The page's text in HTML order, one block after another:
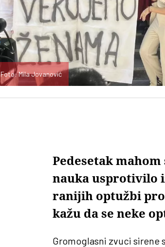
Foto: Mila Jovanović
Pedesetak
nauka usprotivilo
ranijih optužbi
kažu da se neke
Gromoglasni zvuci sirene